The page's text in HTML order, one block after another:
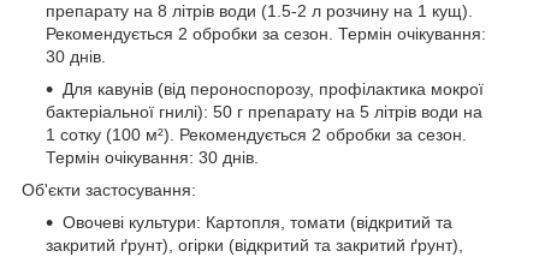
препарату на 8 літрів води (1.5-2 л розчину на 1 кущ).
Рекомендується 2 обробки за сезон. Термін очікування:
30 днів.
Для кавунів (від пероноспорозу, профілактика мокрої
бактеріальної гнилі): 50 г препарату на 5 літрів води на
1 сотку (100 м²). Рекомендується 2 обробки за сезон.
Термін очікування: 30 днів.
Об'єкти застосування:
Овочеві культури: Картопля, томати (відкритий та
закритий ґрунт), огірки (відкритий та закритий ґрунт),